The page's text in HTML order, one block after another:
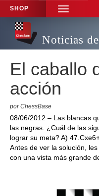
SHOP
TOGGLE
NAVIGATION
Noticias
El caballo
acción
por ChessBase
08/06/2012 – Las blancas
las negras. ¿Cuál de las
lograr su meta? A)
Antes de ver la solución,
con una vista más grande